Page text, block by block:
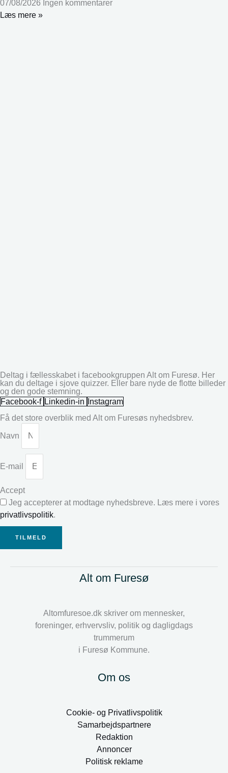
07/08/2026 Ingen kommentarer
Læs mere »
Deltag i fællesskabet i facebookgruppen Alt om Furesø. Her
kan du deltage i sjove quizzer. Eller bare nyde de flotte billeder
og den gode stemning.
Facebook-f Linkedin-in
Instagram
Få det store overblik med Alt om Furesøs nyhedsbrev.
Navn
E-mail
Accept
Jeg accepterer at modtage nyhedsbreve. Læs mere i vores
privatlivspolitik.
TILMELD
Alt om Furesø
Altomfuresoe.dk skriver om mennesker,
foreninger, erhvervsliv, politik og dagligdags
trummerum
i Furesø Kommune.
Om os
Cookie- og Privatlivspolitik
Samarbejdspartnere
Redaktion
Annoncer
Politisk reklame